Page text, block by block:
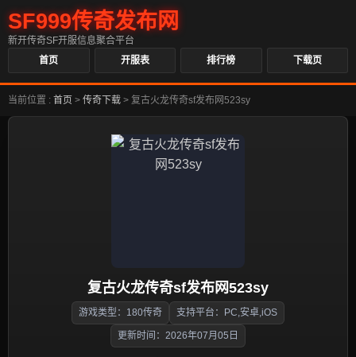
SF999传奇发布网
新开传奇SF开服信息聚合平台
首页
开服表 排行榜 下载页
当前位置 : 首页 > 传奇下载 > 复古火龙传奇sf发布网523sy
复古火龙传奇sf发布网523sy
游戏类型：180传奇 支持平台：PC,安卓,iOS
更新时间：2026年07月05日